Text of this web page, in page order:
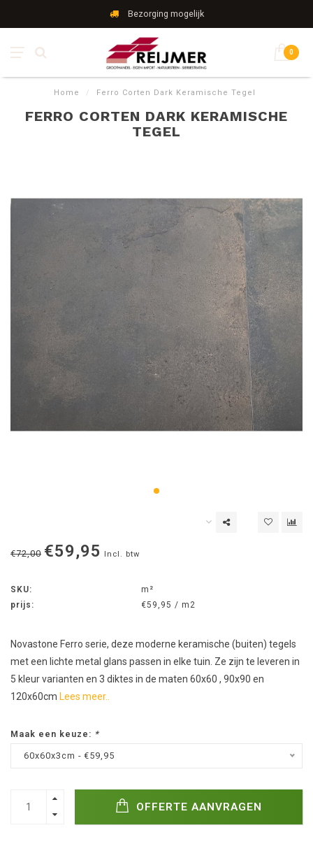
Bezorging mogelijk
0
Home / Ferro Corten Dark Keramische Tegel
FERRO CORTEN DARK KERAMISCHE
TEGEL
€72,00 €59,95 Incl. btw
SKU:
m²
prijs:
€59,95 / m2
Novastone Ferro serie, deze moderne keramische (buiten) tegels
met een lichte metal glans passen in elke tuin. Ze zijn te leveren in
5 kleur varianten en 3 diktes in de maten 60x60 , 90x90 en
120x60cm Lees meer..
Maak een keuze: *
60x60x3cm - €59,95
OFFERTE AANVRAGEN